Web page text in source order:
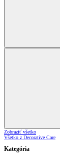
Zobraziť všetko
Všetko z Decorative Care
Kategória